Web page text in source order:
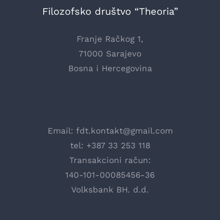
Filozofsko društvo “Theoria”
Franje Račkog 1,
71000 Sarajevo
Bosna i Hercegovina
Email: fdt.kontakt@gmail.com
tel: +387 33 253 118
Transakcioni račun:
140-101-00085456-36
Volksbank BH. d.d.